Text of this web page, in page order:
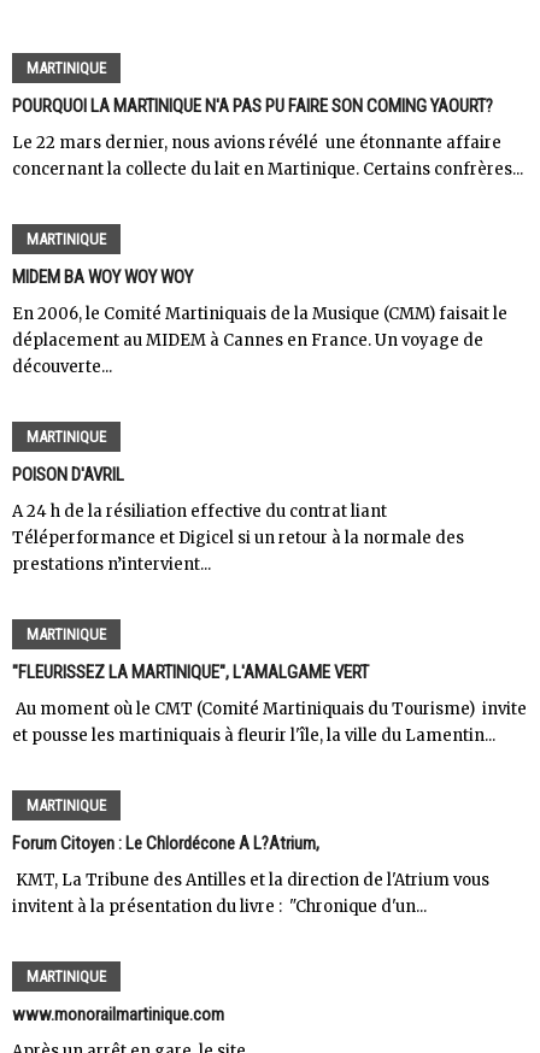
MARTINIQUE
POURQUOI LA MARTINIQUE N'A PAS PU FAIRE SON COMING YAOURT?
Le 22 mars dernier, nous avions révélé une étonnante affaire
concernant la collecte du lait en Martinique. Certains confrères...
MARTINIQUE
MIDEM BA WOY WOY WOY
En 2006, le Comité Martiniquais de la Musique (CMM) faisait le
déplacement au MIDEM à Cannes en France. Un voyage de
découverte...
MARTINIQUE
POISON D'AVRIL
A 24 h de la résiliation effective du contrat liant
Téléperformance et Digicel si un retour à la normale des
prestations n’intervient...
MARTINIQUE
"FLEURISSEZ LA MARTINIQUE", L'AMALGAME VERT
Au moment où le CMT (Comité Martiniquais du Tourisme) invite
et pousse les martiniquais à fleurir l'île, la ville du Lamentin...
MARTINIQUE
Forum Citoyen : Le Chlordécone A L?Atrium,
KMT, La Tribune des Antilles et la direction de l'Atrium vous
invitent à la présentation du livre : "Chronique d'un...
MARTINIQUE
www.monorailmartinique.com